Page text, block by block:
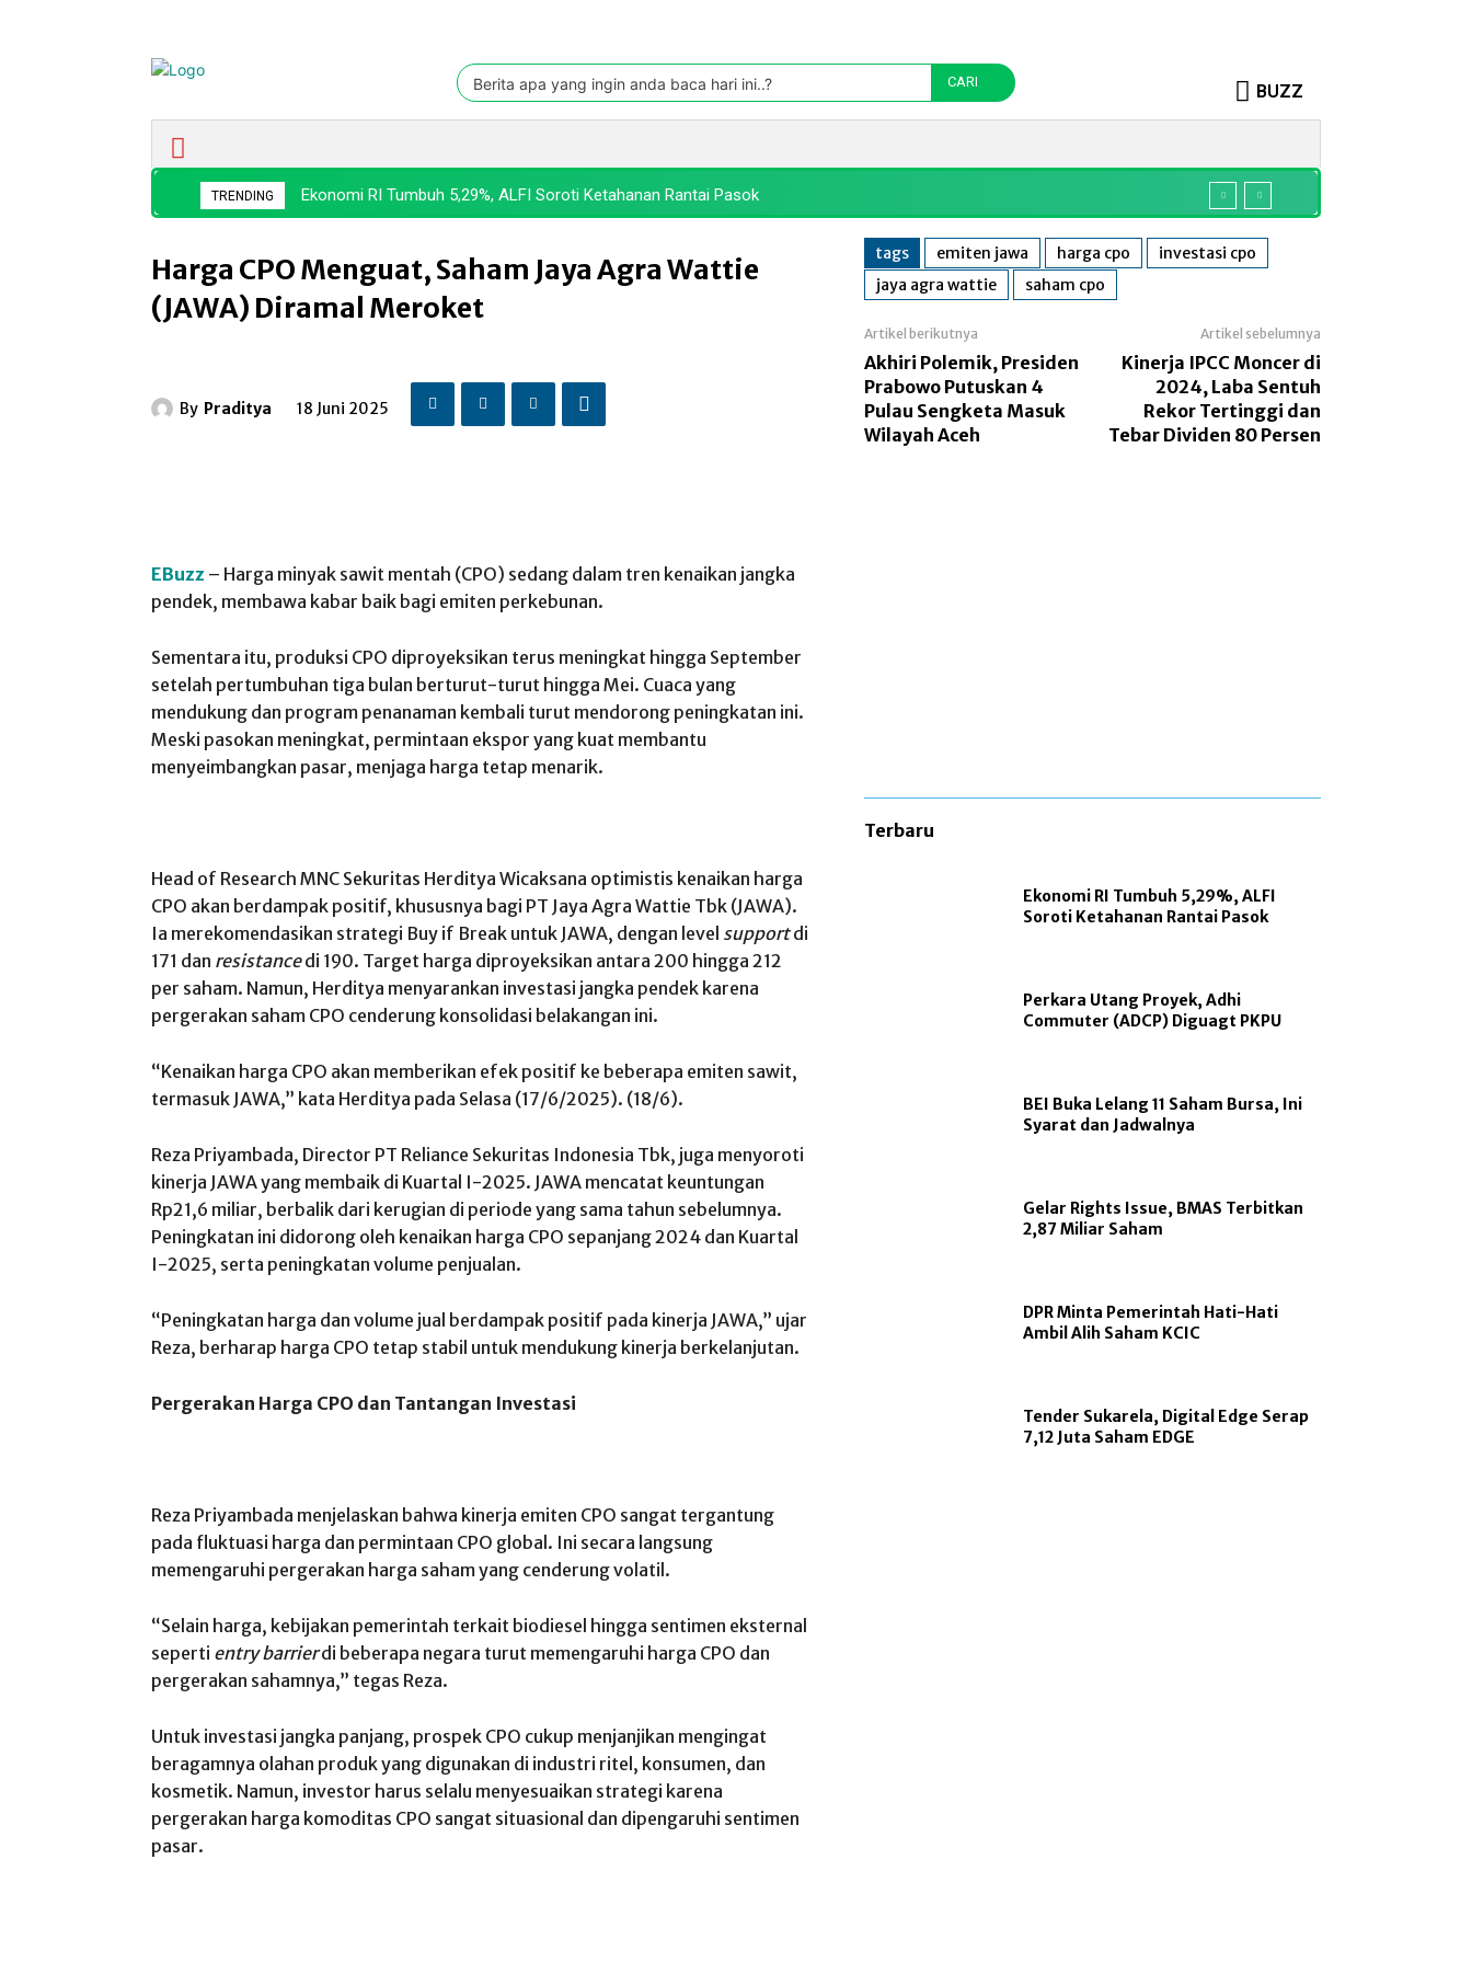
Pasaroleh TradingView
Berita apa yang ingin anda baca hari ini..? CARI BUZZ
TRENDING Ekonomi RI Tumbuh 5,29%, ALFI Soroti Ketahanan Rantai Pasok
Harga CPO Menguat, Saham Jaya Agra Wattie
(JAWA) Diramal Meroket
By Praditya 18 Juni 2025
EBuzz – Harga minyak sawit mentah (CPO) sedang dalam tren kenaikan jangka
pendek, membawa kabar baik bagi emiten perkebunan.
Sementara itu, produksi CPO diproyeksikan terus meningkat hingga September
setelah pertumbuhan tiga bulan berturut-turut hingga Mei. Cuaca yang
mendukung dan program penanaman kembali turut mendorong peningkatan ini.
Meski pasokan meningkat, permintaan ekspor yang kuat membantu
menyeimbangkan pasar, menjaga harga tetap menarik.
Head of Research MNC Sekuritas Herditya Wicaksana optimistis kenaikan harga
CPO akan berdampak positif, khususnya bagi PT Jaya Agra Wattie Tbk (JAWA).
Ia merekomendasikan strategi Buy if Break untuk JAWA, dengan level supportdi
171 dan resistancedi 190. Target harga diproyeksikan antara 200 hingga 212
per saham. Namun, Herditya menyarankan investasi jangka pendek karena
pergerakan saham CPO cenderung konsolidasi belakangan ini.
“Kenaikan harga CPO akan memberikan efek positif ke beberapa emiten sawit,
termasuk JAWA,” kata Herditya pada Selasa (17/6/2025). (18/6).
Reza Priyambada, Director PT Reliance Sekuritas Indonesia Tbk, juga menyoroti
kinerja JAWA yang membaik di Kuartal I-2025. JAWA mencatat keuntungan
Rp21,6 miliar, berbalik dari kerugian di periode yang sama tahun sebelumnya.
Peningkatan ini didorong oleh kenaikan harga CPO sepanjang 2024 dan Kuartal
I-2025, serta peningkatan volume penjualan.
“Peningkatan harga dan volume jual berdampak positif pada kinerja JAWA,” ujar
Reza, berharap harga CPO tetap stabil untuk mendukung kinerja berkelanjutan.
Pergerakan Harga CPO dan Tantangan Investasi
Reza Priyambada menjelaskan bahwa kinerja emiten CPO sangat tergantung
pada fluktuasi harga dan permintaan CPO global. Ini secara langsung
memengaruhi pergerakan harga saham yang cenderung volatil.
“Selain harga, kebijakan pemerintah terkait biodiesel hingga sentimen eksternal
seperti entry barrierdi beberapa negara turut memengaruhi harga CPO dan
pergerakan sahamnya,” tegas Reza.
Untuk investasi jangka panjang, prospek CPO cukup menjanjikan mengingat
beragamnya olahan produk yang digunakan di industri ritel, konsumen, dan
kosmetik. Namun, investor harus selalu menyesuaikan strategi karena
pergerakan harga komoditas CPO sangat situasional dan dipengaruhi sentimen
pasar.
tags emiten jawa harga cpo
investasi cpo
jaya agra wattie
saham cpo
Artikel berikutnya
Akhiri Polemik, Presiden
Prabowo Putuskan 4
Pulau Sengketa Masuk
Wilayah Aceh
Artikel sebelumnya
Kinerja IPCC Moncer di
2024, Laba Sentuh
Rekor Tertinggi dan
Tebar Dividen 80 Persen
Terbaru
Ekonomi RI Tumbuh 5,29%, ALFI
Soroti Ketahanan Rantai Pasok
Perkara Utang Proyek, Adhi
Commuter (ADCP) Diguagt PKPU
BEI Buka Lelang 11 Saham Bursa, Ini
Syarat dan Jadwalnya
Gelar Rights Issue, BMAS Terbitkan
2,87 Miliar Saham
DPR Minta Pemerintah Hati-Hati
Ambil Alih Saham KCIC
Tender Sukarela, Digital Edge Serap
7,12 Juta Saham EDGE